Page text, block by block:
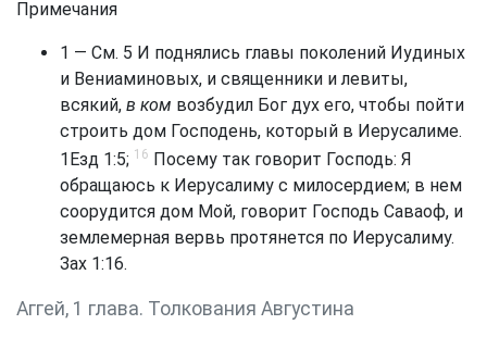
Примечания
1 — См. 5 И поднялись главы поколений Иудиных
и Вениаминовых, и священники и левиты,
всякий, в ком возбудил Бог дух его, чтобы пойти
строить дом Господень, который в Иерусалиме.
1 Езд 1:5; 16 Посему так говорит Господь: Я
обращаюсь к Иерусалиму с милосердием; в нем
соорудится дом Мой, говорит Господь Саваоф, и
землемерная вервь протянется по Иерусалиму.
Зах 1:16.
Аггей, 1 глава. Толкования Августина